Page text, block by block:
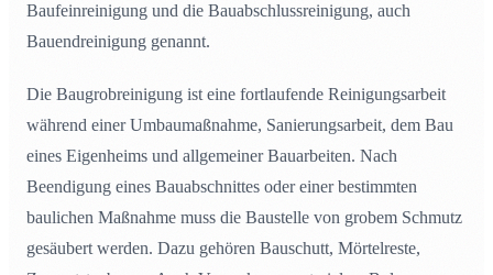
Baufeinreinigung und die Bauabschlussreinigung, auch
Bauendreinigung genannt.
Die Baugrobreinigung ist eine fortlaufende Reinigungsarbeit
während einer Umbaumaßnahme, Sanierungsarbeit, dem Bau
eines Eigenheims und allgemeiner Bauarbeiten. Nach
Beendigung eines Bauabschnittes oder einer bestimmten
baulichen Maßnahme muss die Baustelle von grobem Schmutz
gesäubert werden. Dazu gehören Bauschutt, Mörtelreste,